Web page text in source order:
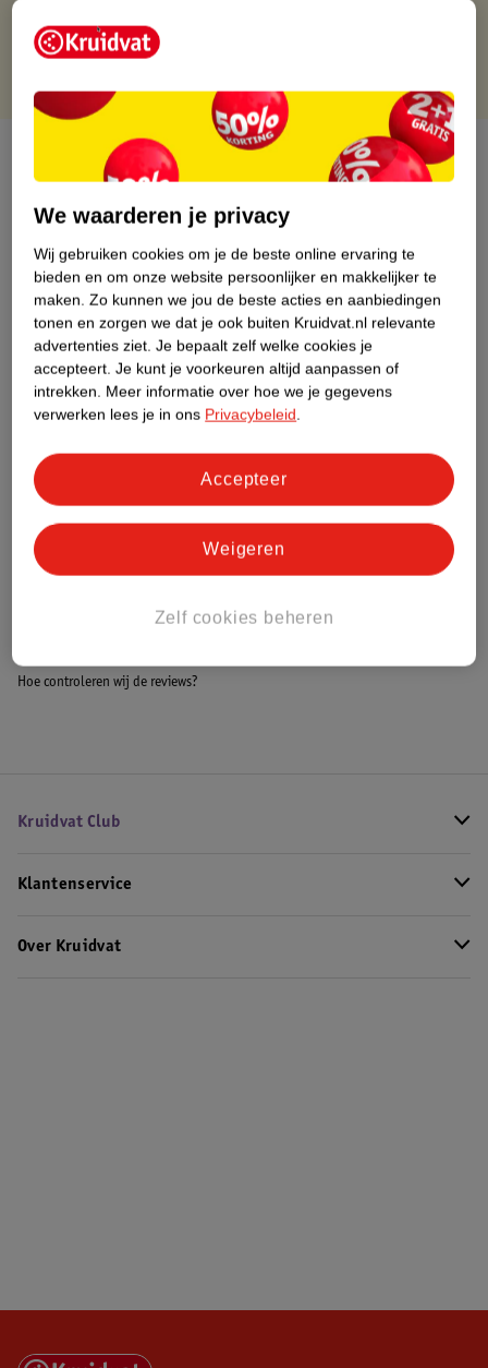
Over dit product
Productinformatie
Etiketinformatie
Nature Impact Score
Dit product heeft (nog) geen Nature
Impact Score.
Meer informatie
Bestel & Bezorginformatie
Bekijk ook
LEGO Ninjago Alle LEGO Ninjago
Hoe controleren wij de reviews?
Kruidvat Club
Klantenservice
Over Kruidvat
We waarderen je privacy
Wij gebruiken cookies om je de beste online ervaring te
bieden en om onze website persoonlijker en makkelijker te
maken. Zo kunnen we jou de beste acties en aanbiedingen
tonen en zorgen we dat je ook buiten Kruidvat.nl relevante
advertenties ziet. Je bepaalt zelf welke cookies je
accepteert. Je kunt je voorkeuren altijd aanpassen of
intrekken. Meer informatie over hoe we je gegevens
verwerken lees je in ons Privacybeleid.
Zelf cookies beheren
Weigeren
Accepteer